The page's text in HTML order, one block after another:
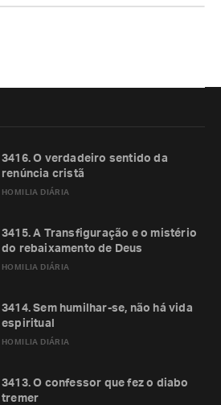
HOMILIA DIÁRIA
3416. O verdadeiro sentido da
renúncia cristã
HOMILIA DIÁRIA
3415. A Transfiguração e o mistério
do rebaixamento de Deus
HOMILIA DIÁRIA
3414. Sem humilhar-se, não há vida
espiritual
3413. O confessor que fez o diabo
tremer